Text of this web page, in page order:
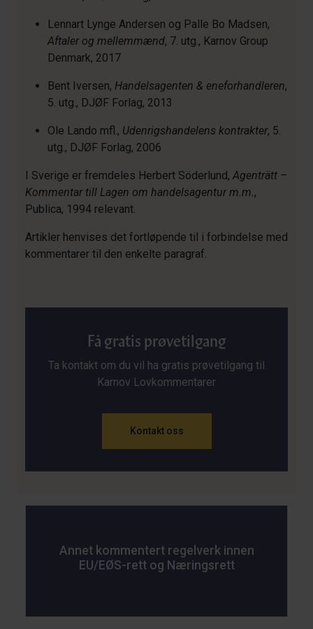
Lennart Lynge Andersen og Palle Bo Madsen,
Aftaler og mellemmænd, 7. utg., Karnov Group
Denmark, 2017
Bent Iversen, Handelsagenten & eneforhandleren,
5. utg., DJØF Forlag, 2013
Ole Lando mfl., Udenrigshandelens kontrakter, 5.
utg., DJØF Forlag, 2006
I Sverige er fremdeles Herbert Söderlund, Agenträtt –
Kommentar till Lagen om handelsagentur m.m.,
Publica, 1994 relevant.
Artikler henvises det fortløpende til i forbindelse med
kommentarer til den enkelte paragraf.
Få gratis prøvetilgang
Ta kontakt om du vil ha gratis prøvetilgang til
Karnov Lovkommentarer
Kontakt oss
Annet kommentert regelverk innen
EU/EØS-rett og Næringsrett